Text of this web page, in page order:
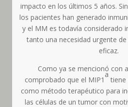
impacto en los últimos 5 años.
los pacientes han generado
y el MM es todavía considerado
tanto una necesidad urgente
eficaz.
Como ya se mencionó con
comprobado que el MIP1
a
tiene
como método terapéutico para
las células de un tumor con